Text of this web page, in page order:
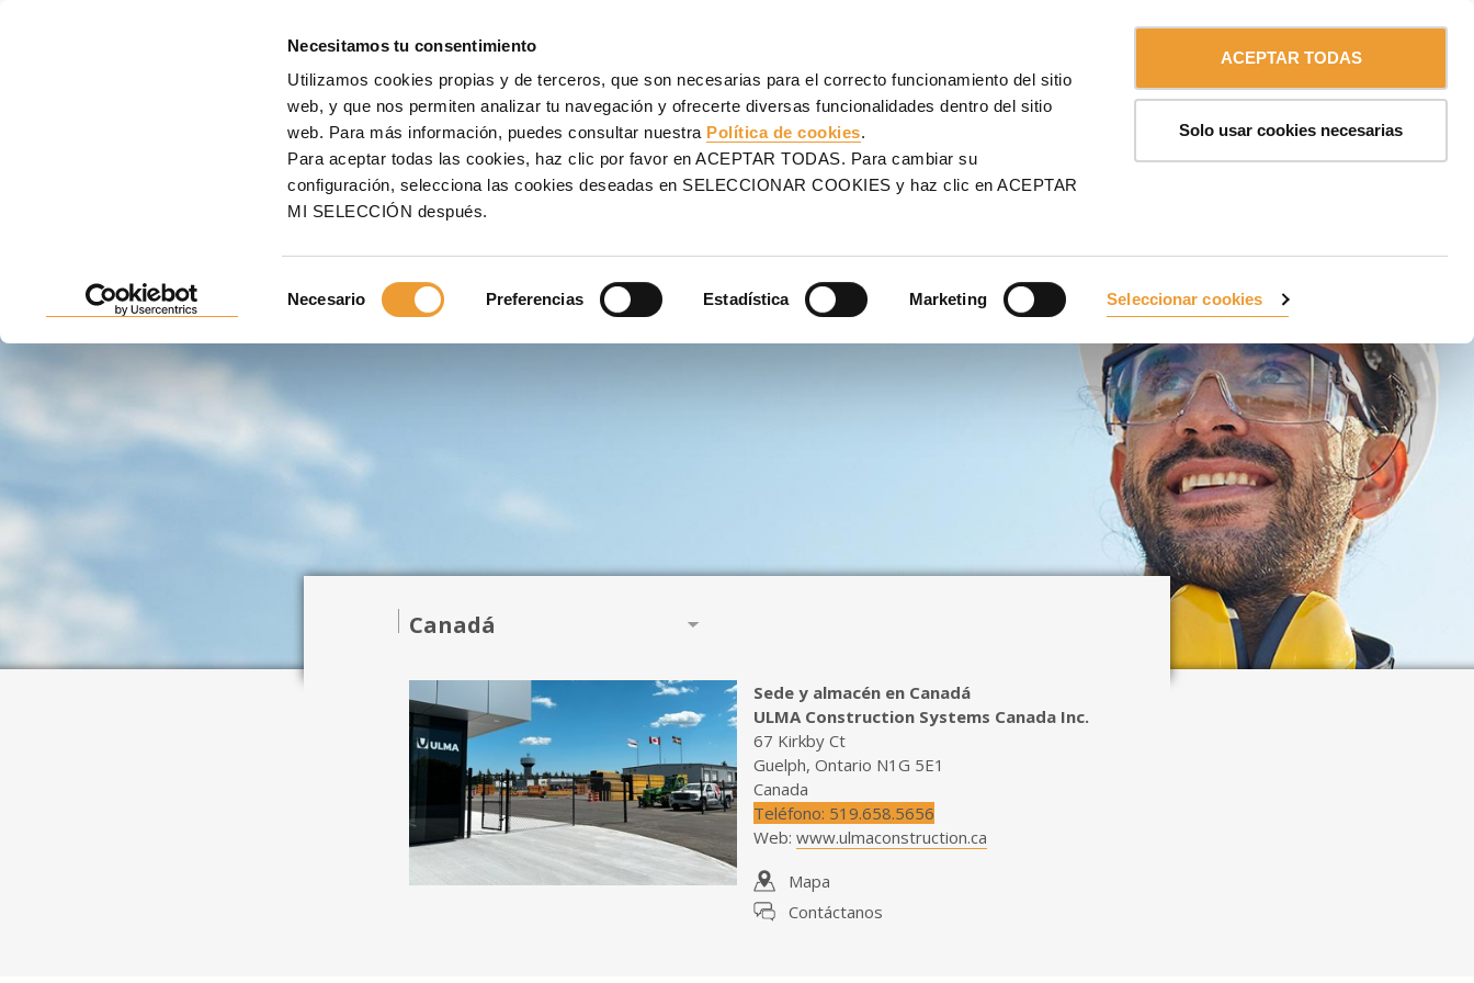
Necesitamos tu consentimiento
Utilizamos cookies propias y de terceros, que son necesarias para el correcto funcionamiento del sitio
web, y que nos permiten analizar tu navegación y ofrecerte diversas funcionalidades dentro del sitio
web. Para más información, puedes consultar nuestra Política de cookies.
Para aceptar todas las cookies, haz clic por favor en ACEPTAR TODAS. Para cambiar su
configuración, selecciona las cookies deseadas en SELECCIONAR COOKIES y haz clic en ACEPTAR
MI SELECCIÓN después.
de
Necesario Preferencias Estadística Marketing Seleccionar cookies
ACEPTAR TODAS
Solo usar cookies necesarias
ENCOFRADOS
CONTÁCTANOS
ENCUENTRA A TU ASESOR
proyecto de construcciónte ayudamos a encontrar tu
asesor ULMA más cercano
Canadá
Sede y almacén en Canadá
ULMA Construction Systems Canada Inc.
67 Kirkby Ct
Guelph, Ontario N1G 5E1
Canada
Teléfono: 519.658.5656
Web: www.ulmaconstruction.ca
Mapa
Contáctanos